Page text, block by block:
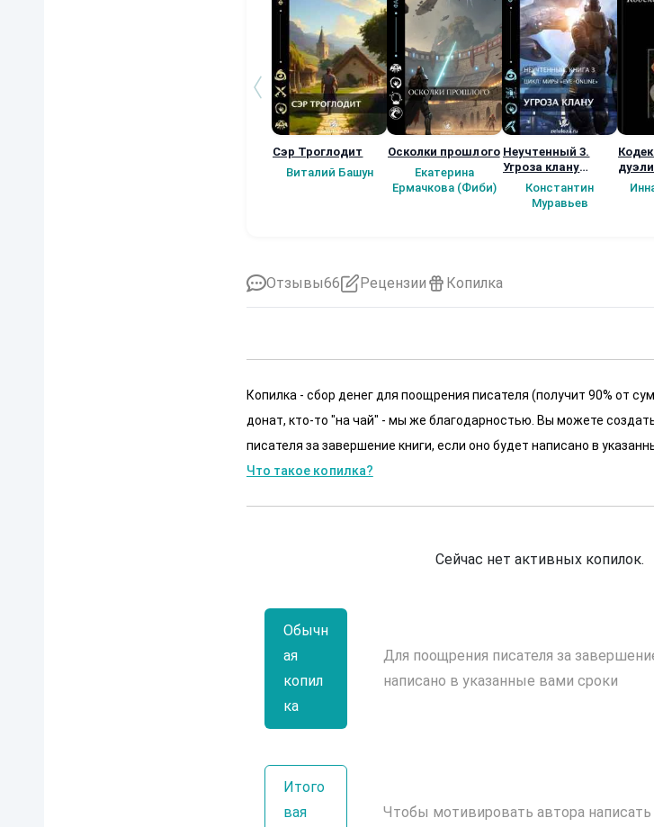
Сэр Троглодит
Виталий Башун
Осколки прошлого
Екатерина
Ермачкова (Фиби)
Неучтенный 3.
Угроза клану
(Альтернативное
продолжение)
Константин
Муравьев
дуэли
Отзывы66 Рецензии Копилка
Копилка - сбор денег для поощрения писателя (получит 90% от
донат, кто-то "на чай" - мы же благодарностью. Вы можете
писателя за завершение книги, если оно будет написано в
Что такое копилка?
Сейчас нет активных копилок.
Обычн
ая
копил
ка
Для поощрения писателя за
написано в указанные вами сроки
Итого
вая
Чтобы мотивировать автора